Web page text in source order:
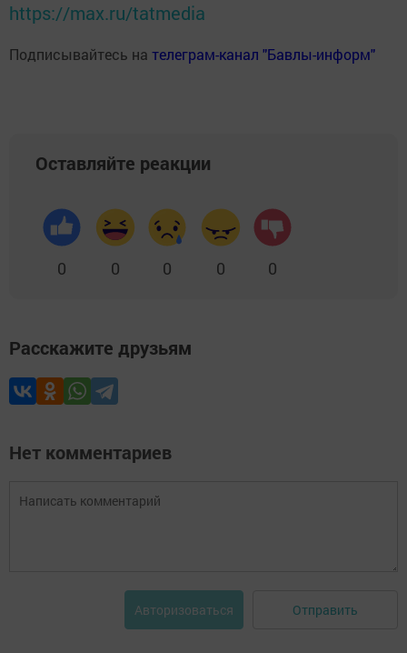
https://max.ru/tatmedia
Подписывайтесь на телеграм-канал "Бавлы-информ"
Оставляйте реакции
0 0 0 0 0
Расскажите друзьям
Нет комментариев
Авторизоваться Отправить